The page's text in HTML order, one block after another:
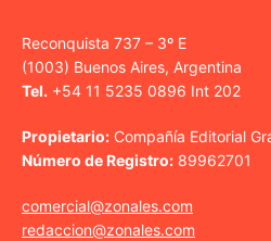
Reconquista 737 – 3º E
(1003) Buenos Aires, Argentina
Tel. +54 11 5235 0896 Int 202
Propietario: Compañía Editorial
Número de Registro: 89962701
comercial@zonales.com
redaccion@zonales.com